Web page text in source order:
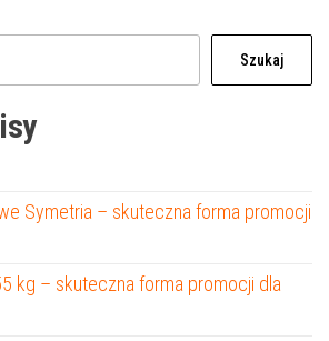
Szukaj
Symetria – skuteczna forma promocji
kg – skuteczna forma promocji dla